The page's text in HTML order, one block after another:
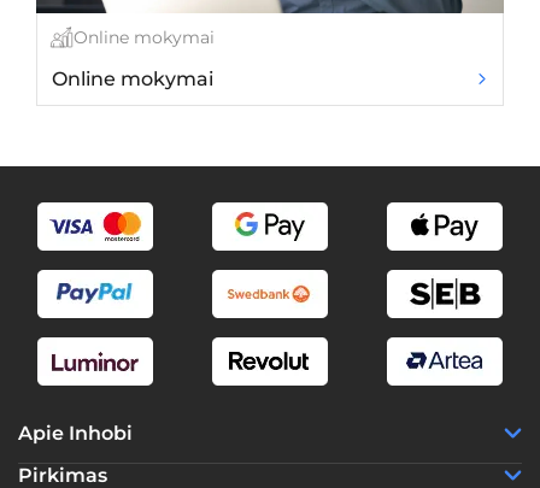
Online mokymai
Online mokymai
Apie Inhobi
Pirkimas